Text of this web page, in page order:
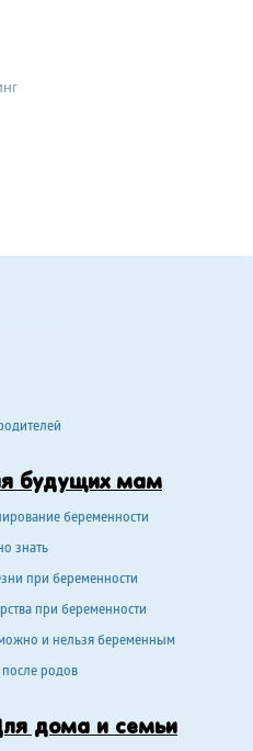
будущих мам
беременности
знать
при беременности
при беременности
и нельзя беременным
родов
дома и семьи